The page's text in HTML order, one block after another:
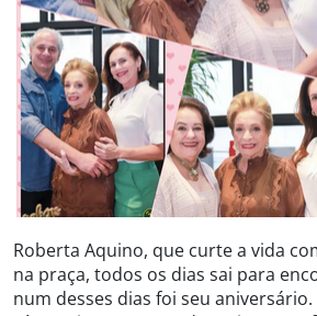
Roberta Aquino, que curte a vida
na praça, todos os dias sai para
num desses dias foi seu aniversário.